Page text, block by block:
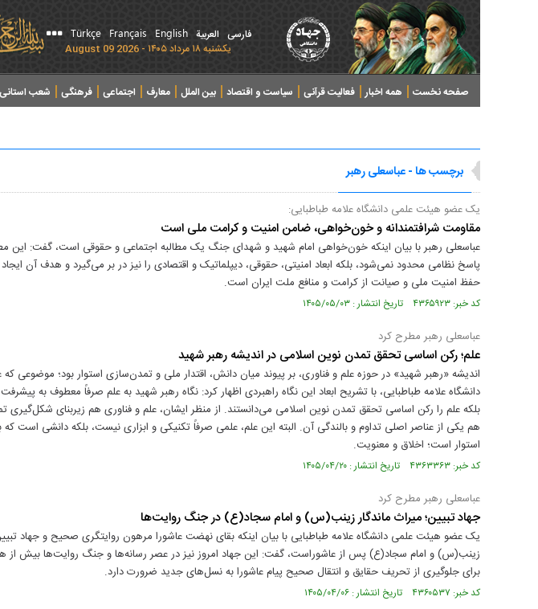
فارسی العربیة English
Français
Türkçe
يکشنبه ۱۸ مرداد ۱۴۰۵ - 2026 August 09
صفحه نخست همه اخبار فعالیت قرآنی سیاست و اقتصاد بین الملل معارف اجتماعی فرهنگی شعب استانی
برچسب ها - عباسعلی رهبر
یک عضو هیئت علمی دانشگاه علامه طباطبایی:
مقاومت شرافتمندانه و خون‌خواهی، ضامن امنیت و کرامت ملی است
عباسعلی رهبر با بیان اینکه خون‌خواهی امام شهید و شهدای جنگ یک مطالبه اجتماعی و حقوقی است، گفت: این
پاسخ نظامی محدود نمی‌شود، بلکه ابعاد امنیتی، حقوقی، دیپلماتیک و اقتصادی را نیز در بر می‌گیرد و هدف آن ایجاد
حفظ امنیت ملی و صیانت از کرامت و منافع ملت ایران است.
کد خبر: ۴۳۶۵۹۲۳ تاریخ انتشار : ۱۴۰۵/۰۵/۰۳
عباسعلی رهبر مطرح کرد
علم؛ رکن اساسی تحقق تمدن نوین اسلامی در اندیشه رهبر شهید
اندیشه «رهبر شهید» در حوزه علم و فناوری، بر پیوند میان دانش، اقتدار ملی و تمدن‌سازی استوار بود؛ موضوعی
دانشگاه علامه طباطبایی، با تشریح ابعاد این نگاه راهبردی اظهار کرد: نگاه رهبر شهید به علم صرفاً معطوف به پیشرفت
بلکه علم را رکن اساسی تحقق تمدن نوین اسلامی می‌دانستند. از منظر ایشان، علم و فناوری هم زیربنای شکل‌گیری
هم یکی از عناصر اصلی تداوم و بالندگی آن. البته این علم، علمی صرفاً تکنیکی و ابزاری نیست، بلکه دانشی است که
استوار است؛ اخلاق و معنویت.
کد خبر: ۴۳۶۳۳۶۳ تاریخ انتشار : ۱۴۰۵/۰۴/۲۰
عباسعلی رهبر مطرح کرد
جهاد تبیین؛ میراث ماندگار زینب(س) و امام سجاد(ع) در جنگ روایت‌ها
یک عضو هیئت علمی دانشگاه علامه طباطبایی با بیان اینکه بقای نهضت عاشورا مرهون روایتگری صحیح و جهاد
زینب(س) و امام سجاد(ع) پس از عاشوراست، گفت: این جهاد امروز نیز در عصر رسانه‌ها و جنگ روایت‌ها بیش از
برای جلوگیری از تحریف حقایق و انتقال صحیح پیام عاشورا به نسل‌های جدید ضرورت دارد.
کد خبر: ۴۳۶۰۵۳۷ تاریخ انتشار : ۱۴۰۵/۰۴/۰۶